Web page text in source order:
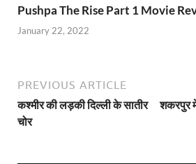
Pushpa The Rise Part 1 Movie
January 22, 2022
PREVIOUS ARTICLE
कश्मीर की लड़की दिल्ली के सातीर
चोर
शकरपुर में